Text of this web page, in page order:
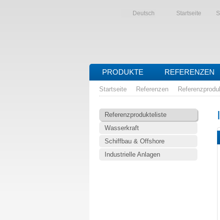
Deutsch Startseite
PRODUKTE REFERENZEN
Startseite Referenzen
Referenzprodukteliste
Wasserkraft
Schiffbau & Offshore
Industrielle Anlagen